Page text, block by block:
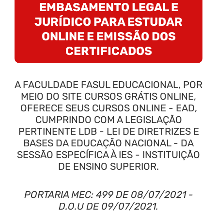
EMBASAMENTO LEGAL E
JURÍDICO PARA ESTUDAR
ONLINE E EMISSÃO DOS
CERTIFICADOS
A FACULDADE FASUL EDUCACIONAL, POR
MEIO DO SITE CURSOS GRÁTIS ONLINE,
OFERECE SEUS CURSOS ONLINE - EAD,
CUMPRINDO COM A LEGISLAÇÃO
PERTINENTE LDB - LEI DE DIRETRIZES E
BASES DA EDUCAÇÃO NACIONAL - DA
SESSÃO ESPECÍFICA À IES - INSTITUIÇÃO
DE ENSINO SUPERIOR.
PORTARIA MEC: 499 DE 08/07/2021 -
D.O.U DE 09/07/2021.